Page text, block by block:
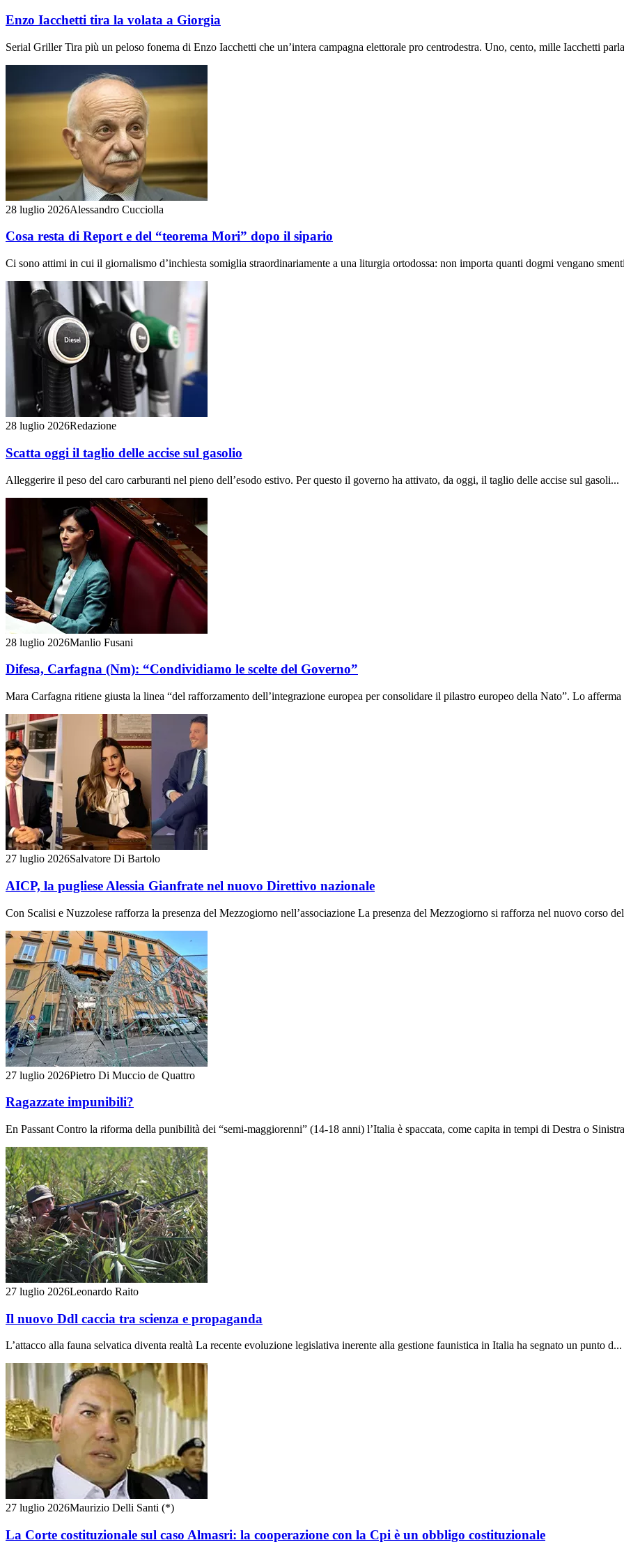
Enzo Iacchetti tira la volata a Giorgia
Serial Griller Tira più un peloso fonema di Enzo Iacchetti che un’intera campagna elettorale pro centrodestra. Uno, cento, mille Iacchetti
28 luglio 2026Alessandro Cucciolla
Cosa resta di Report e del “teorema Mori” dopo il sipario
Ci sono attimi in cui il giornalismo d’inchiesta somiglia straordinariamente a una liturgia ortodossa: non importa quanti dogmi vengano
28 luglio 2026Redazione
Scatta oggi il taglio delle accise sul gasolio
Alleggerire il peso del caro carburanti nel pieno dell’esodo estivo. Per questo il governo ha attivato, da oggi, il taglio delle accise sul gasoli...
28 luglio 2026Manlio Fusani
Difesa, Carfagna (Nm): “Condividiamo le scelte del Governo”
Mara Carfagna ritiene giusta la linea “del rafforzamento dell’integrazione europea per consolidare il pilastro europeo della Nato”. Lo afferma
27 luglio 2026Salvatore Di Bartolo
AICP, la pugliese Alessia Gianfrate nel nuovo Direttivo nazionale
Con Scalisi e Nuzzolese rafforza la presenza del Mezzogiorno nell’associazione La presenza del Mezzogiorno si rafforza nel nuovo corso
27 luglio 2026Pietro Di Muccio de Quattro
Ragazzate impunibili?
En Passant Contro la riforma della punibilità dei “semi-maggiorenni” (14-18 anni) l’Italia è spaccata, come capita in tempi di Destra o
27 luglio 2026Leonardo Raito
Il nuovo Ddl caccia tra scienza e propaganda
L’attacco alla fauna selvatica diventa realtà La recente evoluzione legislativa inerente alla gestione faunistica in Italia ha segnato un punto d...
27 luglio 2026Maurizio Delli Santi (*)
La Corte costituzionale sul caso Almasri: la cooperazione con la Cpi è un obbligo costituzionale